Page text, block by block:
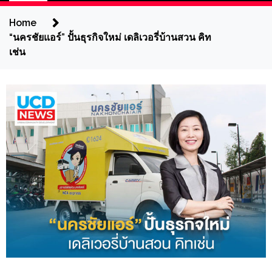
Home
“นครชัยแอร์” ปั้นธุรกิจใหม่ เดลิเวอรี่บ้านสวน คิท
เช่น